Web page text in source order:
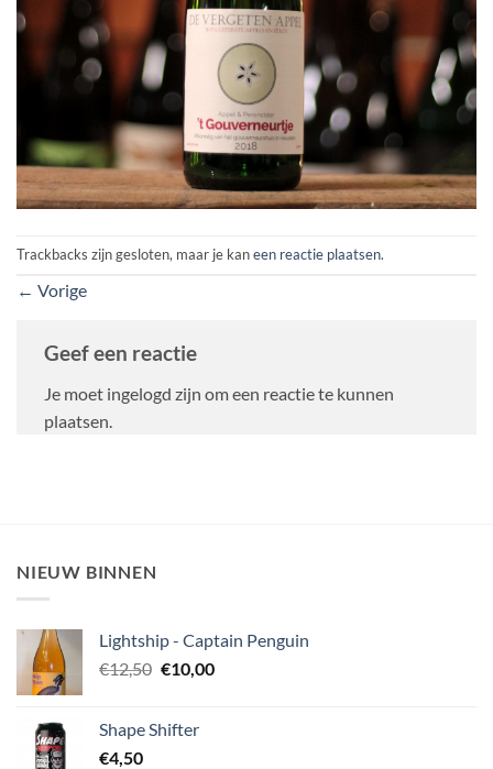
Trackbacks zijn gesloten, maar je kaneen reactie plaatsen.
← Vorige
Geef een reactie
Je moet ingelogd zijn om een reactie te kunnen
plaatsen.
NIEUW BINNEN
Lightship - Captain Penguin
€12,50 Oorspronkelijke
€12,50.
€10,00Huidige
Shape Shifter
€4,50